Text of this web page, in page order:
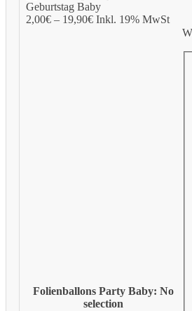
Geburtstag Baby
2,00€– 19,90€Inkl. 19% MwSt
Folienballons Party Baby: No
selection